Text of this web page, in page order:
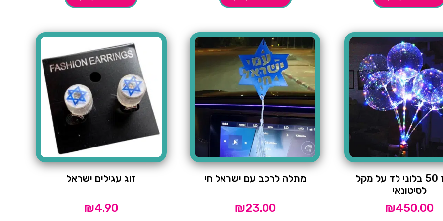
מארז 50 בלוני לד על מקל
לסיטונאי
₪450.00
מתלה לרכב עם ישראל חי
₪23.00
זוג עגילים ישראל
₪4.90